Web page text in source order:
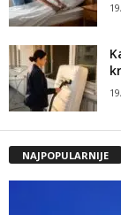
NAJPOPULARNIJE